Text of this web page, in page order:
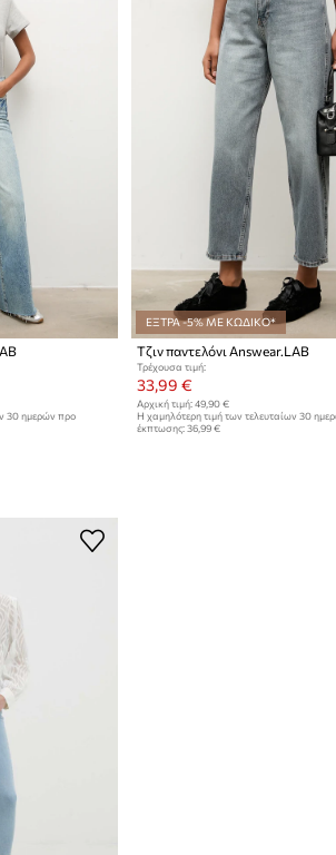
30 ημερών προ
ΕΞΤΡΑ -5% ΜΕ ΚΩΔΙΚΟ*
Τζιν παντελόνι Answear.LAB
Τρέχουσα τιμή:
33,99 €
Αρχική τιμή: 49,90 €
Η χαμηλότερη τιμή των τελευταίων 30
έκπτωσης: 36,99 €